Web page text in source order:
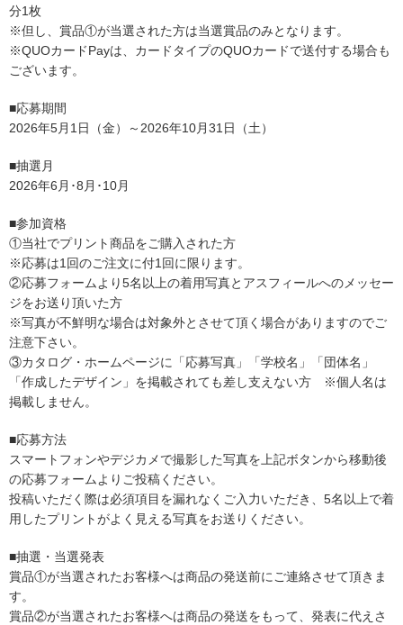
分1枚
※但し、賞品①が当選された方は当選賞品のみとなります。
※QUOカードPayは、カードタイプのQUOカードで送付する場合も
ございます。
■応募期間
2026年5月1日（金）～2026年10月31日（土）
■抽選月
2026年6月･8月･10月
■参加資格
①当社でプリント商品をご購入された方
※応募は1回のご注文に付1回に限ります。
②応募フォームより5名以上の着用写真とアスフィールへのメッセー
ジをお送り頂いた方
※写真が不鮮明な場合は対象外とさせて頂く場合がありますのでご
注意下さい。
③カタログ・ホームページに「応募写真」「学校名」「団体名」
「作成したデザイン」を掲載されても差し支えない方 ※個人名は
掲載しません。
■応募方法
スマートフォンやデジカメで撮影した写真を上記ボタンから移動後
の応募フォームよりご投稿ください。
投稿いただく際は必須項目を漏れなくご入力いただき、5名以上で着
用したプリントがよく見える写真をお送りください。
■抽選・当選発表
賞品①が当選されたお客様へは商品の発送前にご連絡させて頂きま
す。
賞品②が当選されたお客様へは商品の発送をもって、発表に代えさ